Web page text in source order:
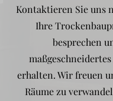
Kontaktieren Sie uns
Ihre
besprechen
erhalten. Wir freuen
Räume zu